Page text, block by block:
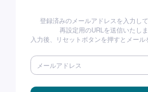
登録済みのメールアドレスを入力して
再設定用のURLを送信いたしま
入力後、リセットボタンを押すとメール